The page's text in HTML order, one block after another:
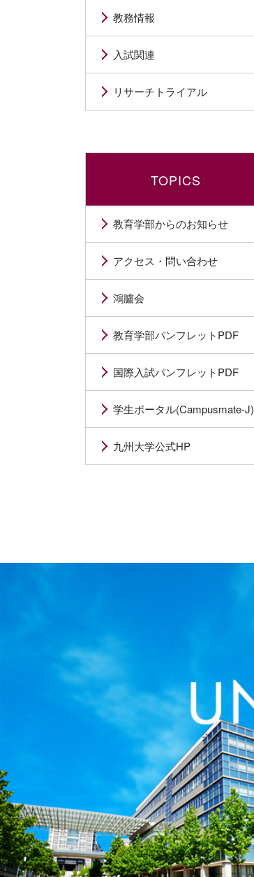
教務情報
入試関連
リサーチトライアル
TOPICS
教育学部からのお知らせ
アクセス・問い合わせ
鴻臚会
教育学部パンフレットPDF
国際入試パンフレットPDF
学生ポータル(Campusmate-J)
九州大学公式HP